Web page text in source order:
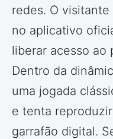
redes. O
no aplicativo
liberar acesso ao
Dentro da
uma jogada
e tenta
garrafão digital.